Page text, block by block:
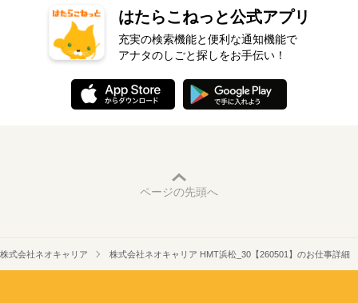
はたらこねっと公式アプリ
充実の検索機能と便利な通知機能で
アナタのしごと探しをお手伝い！
ページの先頭へ
株式会社ネオキャリア 株式会社ネオキャリア HMT浜松_30【260501】のお仕事詳細